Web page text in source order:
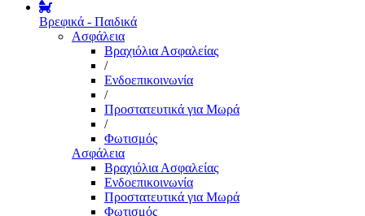
Βρεφικά - Παιδικά
Ασφάλεια
Βραχιόλια Ασφαλείας
/
Ενδοεπικοινωνία
/
Προστατευτικά για Μωρά
/
Φωτισμός
Ασφάλεια
Βραχιόλια Ασφαλείας
Ενδοεπικοινωνία
Προστατευτικά για Μωρά
Φωτισμός